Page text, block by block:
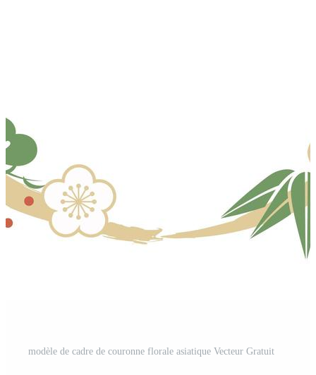
modèle de cadre de couronne florale asiatique Vecteur Gratuit